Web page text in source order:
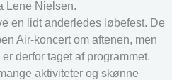
Lene Nielsen.
en lidt anderledes løbefest. De
Air-koncert om aftenen, men
derfor taget af programmet.
aktiviteter og skønne